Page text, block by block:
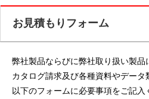
お見積もりフォーム
弊社製品ならびに弊社取り扱い製品
カタログ請求及び各種資料やデータ
以下のフォームに必要事項をご記入